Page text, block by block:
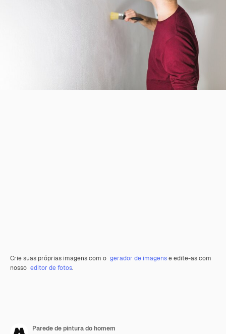
Crie suas próprias imagens com o gerador de imagense edite-as com
nosso editor de fotos.
Parede de pintura do homem